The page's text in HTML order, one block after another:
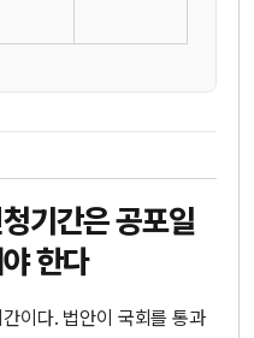
기간은 공포일
한다
이다. 법안이 국회를 통과